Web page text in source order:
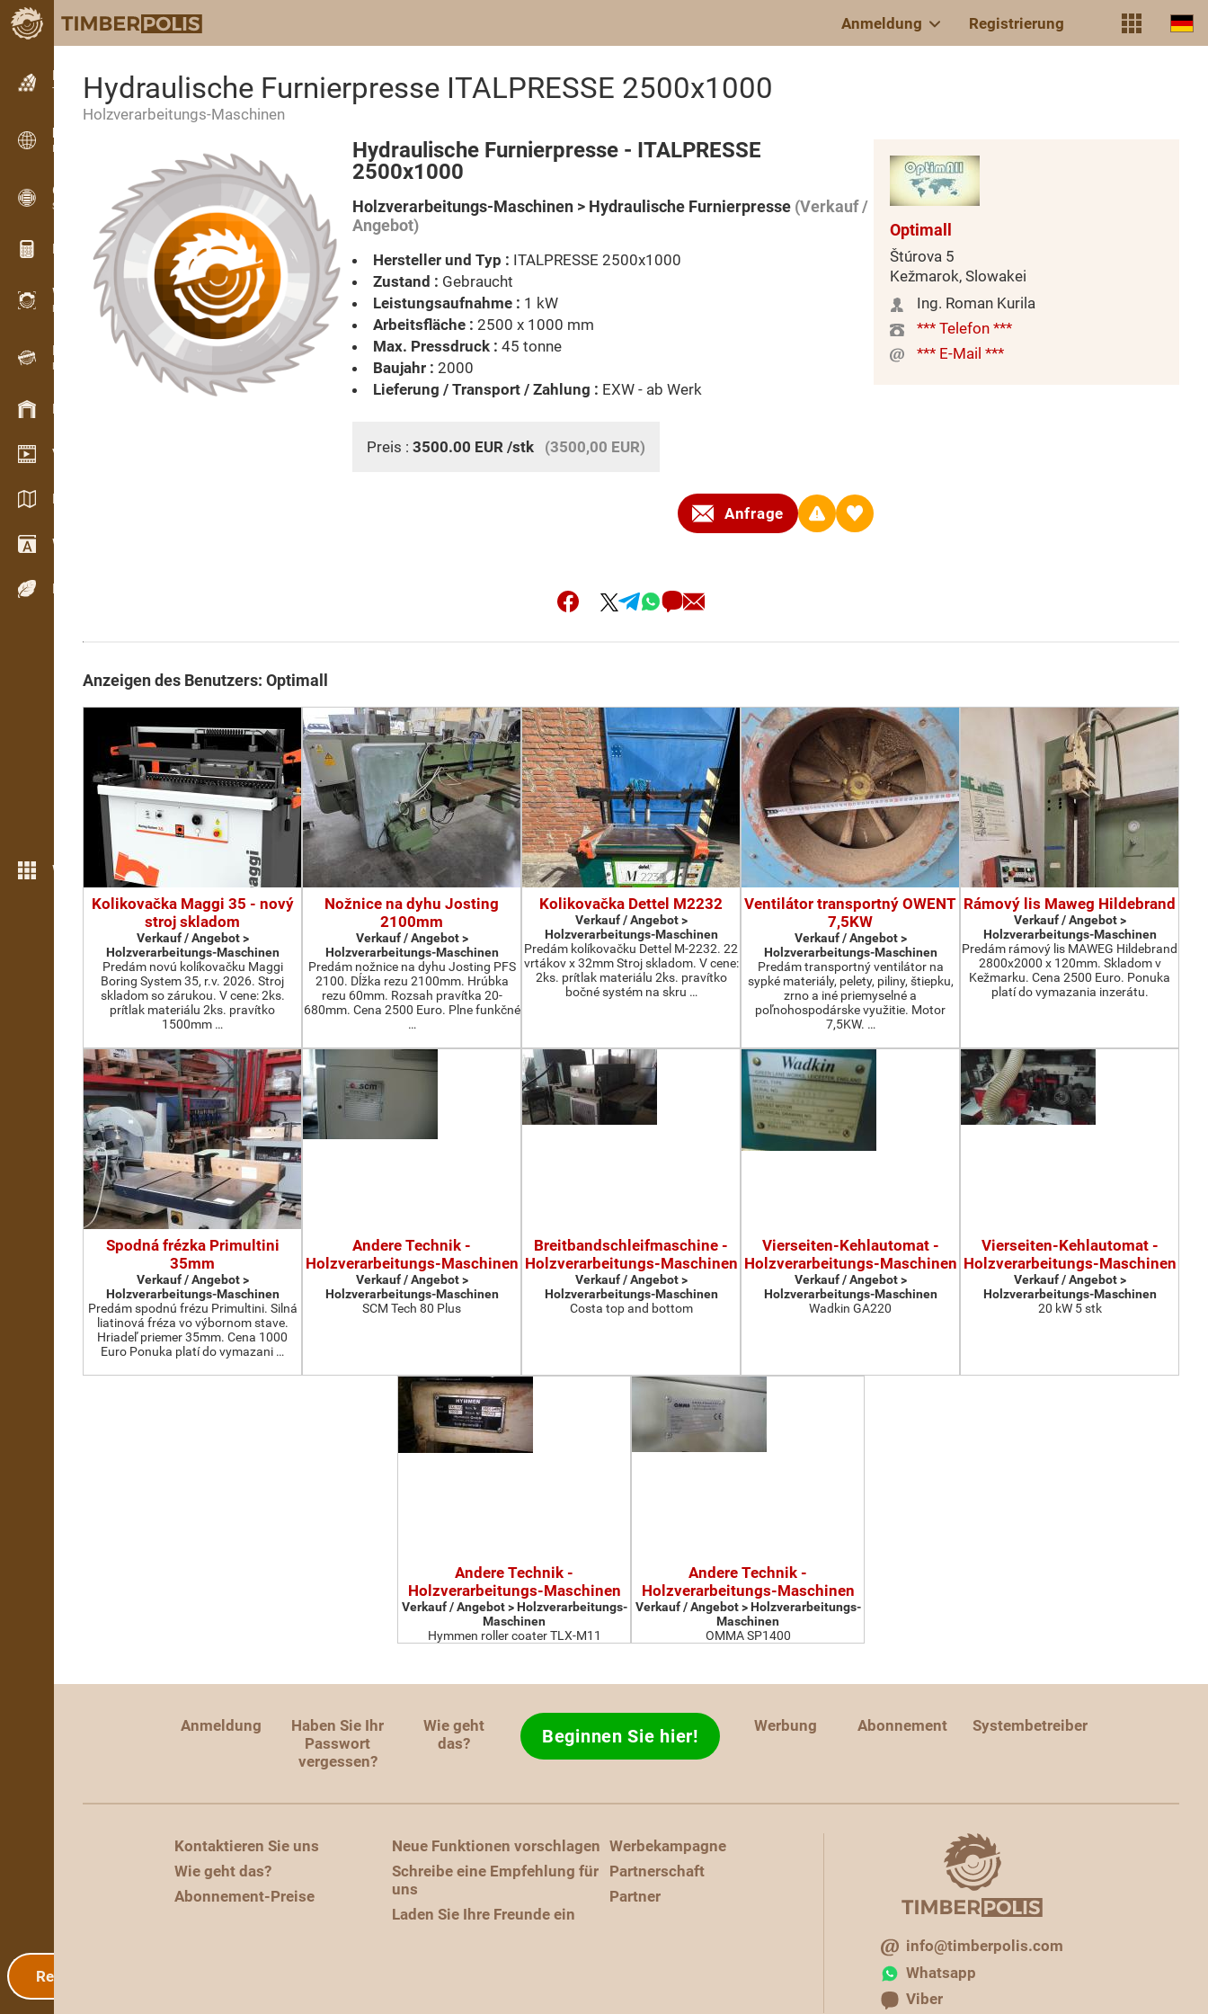
Anmeldung Registrierung
Kleinanzeigen
Textanzeigen
Kleinanzeigen
Internationale Anzeigen
OPTI-TIMB
Schnittbilder
Holz-Rechner
WoodProfi
Holzvolumen mit KI
Registriergerät
Holzbestandsaufnahme im Gelände
Bestandsmanagement
Video Showroom
Kataloge / Broschüren
Wörterbuch
Holzarten
Weitere Funktionen
Registrierung
Hydraulische Furnierpresse ITALPRESSE 2500x1000
Holzverarbeitungs-Maschinen
Hydraulische Furnierpresse - ITALPRESSE
2500x1000
Holzverarbeitungs-Maschinen > Hydraulische Furnierpresse (Verkauf /
Angebot)
Hersteller und Typ : ITALPRESSE 2500x1000
Zustand : Gebraucht
Leistungsaufnahme : 1 kW
Arbeitsfläche : 2500 x 1000 mm
Max. Pressdruck : 45 tonne
Baujahr : 2000
Lieferung / Transport / Zahlung : EXW - ab Werk
Preis : 3500.00 EUR /stk (3500,00 EUR)
Anfrage
Optimall
Štúrova 5
Kežmarok, Slowakei
Ing. Roman Kurila
*** Telefon ***
*** E-Mail ***
Anzeigen des Benutzers: Optimall
Kolikovačka Maggi 35 - nový
stroj skladom
Verkauf / Angebot >
Holzverarbeitungs-Maschinen
Predám novú kolíkovačku Maggi
Boring System 35, r.v. 2026. Stroj
skladom so zárukou. V cene: 2ks.
prítlak materiálu 2ks. pravítko
1500mm …
Nožnice na dyhu Josting
2100mm
Verkauf / Angebot >
Holzverarbeitungs-Maschinen
Predám nožnice na dyhu Josting PFS
2100. Dĺžka rezu 2100mm. Hrúbka
rezu 60mm. Rozsah pravítka 20-
680mm. Cena 2500 Euro. Plne funkčné
…
Kolikovačka Dettel M2232
Verkauf / Angebot >
Holzverarbeitungs-Maschinen
Predám kolíkovačku Dettel M-2232. 22
vrtákov x 32mm Stroj skladom. V cene:
2ks. prítlak materiálu 2ks. pravítko
bočné systém na skru …
Ventilátor transportný OWENT
7,5KW
Verkauf / Angebot >
Holzverarbeitungs-Maschinen
Predám transportný ventilátor na
sypké materiály, pelety, piliny, štiepku,
zrno a iné priemyselné a
poľnohospodárske využitie. Motor
7,5KW. …
Rámový lis Maweg Hildebrand
Verkauf / Angebot >
Holzverarbeitungs-Maschinen
Predám rámový lis MAWEG Hildebrand
2800x2000 x 120mm. Skladom v
Kežmarku. Cena 2500 Euro. Ponuka
platí do vymazania inzerátu.
Spodná frézka Primultini
35mm
Verkauf / Angebot >
Holzverarbeitungs-Maschinen
Predám spodnú frézu Primultini. Silná
liatinová fréza vo výbornom stave.
Hriadeľ priemer 35mm. Cena 1000
Euro Ponuka platí do vymazani …
Andere Technik -
Holzverarbeitungs-Maschinen
Verkauf / Angebot >
Holzverarbeitungs-Maschinen
SCM Tech 80 Plus
Breitbandschleifmaschine -
Holzverarbeitungs-Maschinen
Verkauf / Angebot >
Holzverarbeitungs-Maschinen
Costa top and bottom
Vierseiten-Kehlautomat -
Holzverarbeitungs-Maschinen
Verkauf / Angebot >
Holzverarbeitungs-Maschinen
Wadkin GA220
Vierseiten-Kehlautomat -
Holzverarbeitungs-Maschinen
Verkauf / Angebot >
Holzverarbeitungs-Maschinen
20 kW 5 stk
Andere Technik -
Holzverarbeitungs-Maschinen
Verkauf / Angebot > Holzverarbeitungs-
Maschinen
Hymmen roller coater TLX-M11
Andere Technik -
Holzverarbeitungs-Maschinen
Verkauf / Angebot > Holzverarbeitungs-
Maschinen
OMMA SP1400
Anmeldung
Haben Sie Ihr
Passwort
vergessen?
Wie geht
das?
Beginnen Sie hier! Werbung Abonnement Systembetreiber
Kontaktieren Sie uns
Wie geht das?
Abonnement-Preise
Neue Funktionen vorschlagen
Schreibe eine Empfehlung für
uns
Laden Sie Ihre Freunde ein
Werbekampagne
Partnerschaft
Partner
info@timberpolis.com
Whatsapp
Viber